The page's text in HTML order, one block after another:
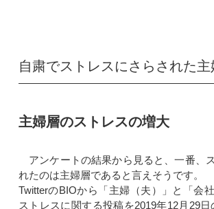
自粛でストレスにさらされた主
主婦層のストレスの増大
アンケートの結果から見ると、一番、
れたのは主婦層であると言えそうです。
TwitterのBIOから「主婦（夫）」と「会
ストレスに関する投稿を2019年12月29日